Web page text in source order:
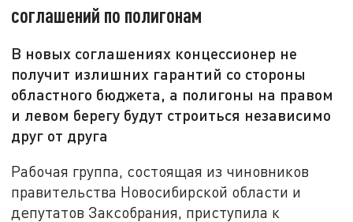
соглашений по полигонам
В новых соглашениях концессионер не
получит излишних гарантий со стороны
областного бюджета, а полигоны на правом
и левом берегу будут строиться независимо
друг от друга
Рабочая группа, состоящая из чиновников
правительства Новосибирской области и
депутатов Заксобрания, приступила к